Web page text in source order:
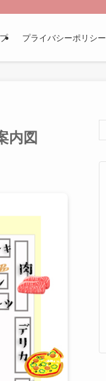
プライバシーポリシー
内図